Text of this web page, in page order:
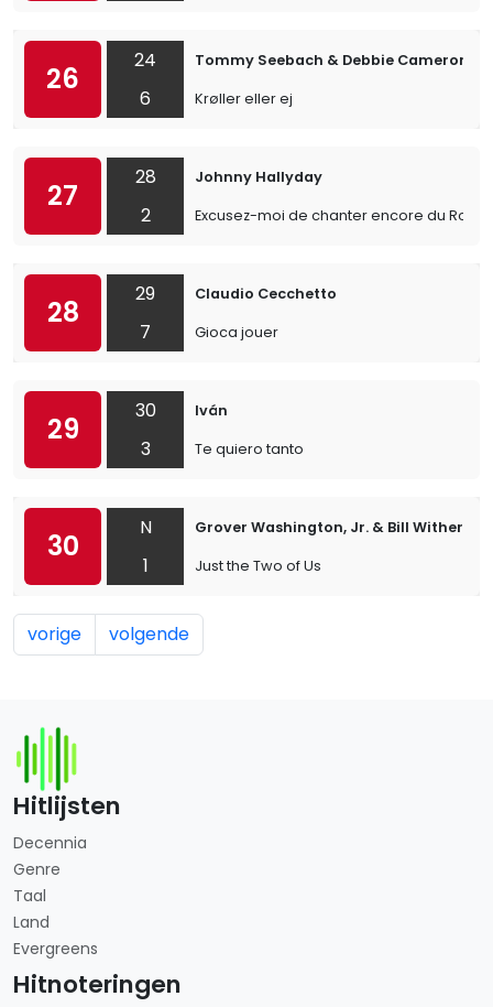
26
24
6
Tommy Seebach & Debbie Cameron
Krøller eller ej
27
28
2
Johnny Hallyday
Excusez-moi de chanter encore du Rock
28
29
7
Claudio Cecchetto
Gioca jouer
29
30
3
Iván
Te quiero tanto
30
N
1
Grover Washington, Jr. & Bill Withers
Just the Two of Us
vorige volgende
Hitlijsten
Decennia
Genre
Taal
Land
Evergreens
Hitnoteringen